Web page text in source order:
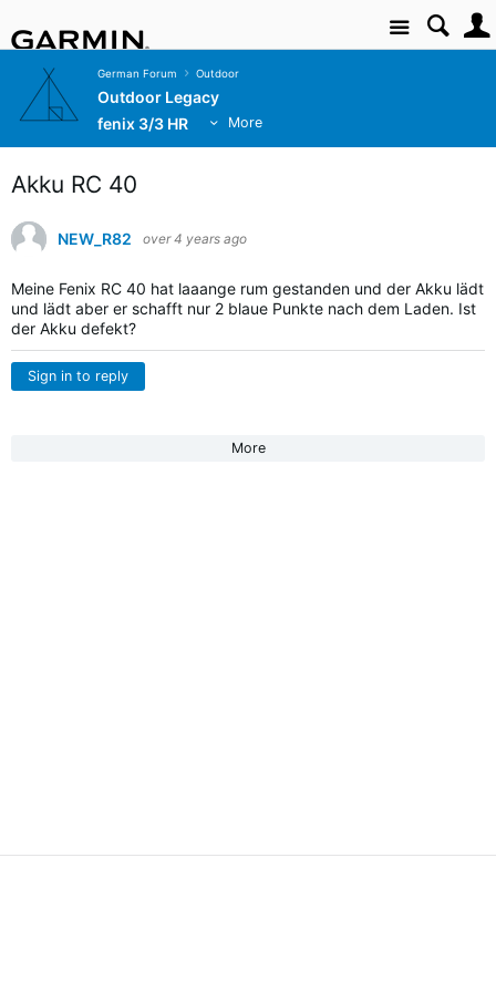
Site
German Forum Outdoor
Outdoor Legacy
fenix 3/3 HR
More
Akku RC 40
NEW_R82 over 4 years ago
Meine Fenix RC 40 hat laaange rum gestanden und der Akku lädt
und lädt aber er schafft nur 2 blaue Punkte nach dem Laden. Ist
der Akku defekt?
Sign in to reply
More